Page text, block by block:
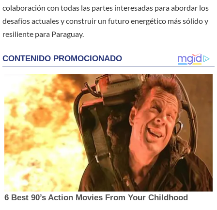
colaboración con todas las partes interesadas para abordar los
desafíos actuales y construir un futuro energético más sólido y
resiliente para Paraguay.